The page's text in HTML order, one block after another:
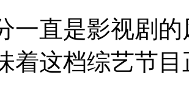
一直是影视剧
着这档综艺节